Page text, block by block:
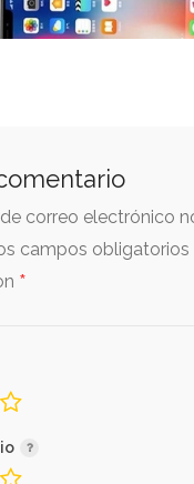
correo electrónico
campos obligatorios
*